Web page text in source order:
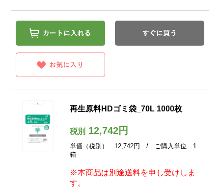
再生原料HDゴミ袋_70L 1000枚
税別12,742円
単価（税別） 12,742円 / ご購入単位 1
箱
※本商品は別途送料を申し受けしま
す。